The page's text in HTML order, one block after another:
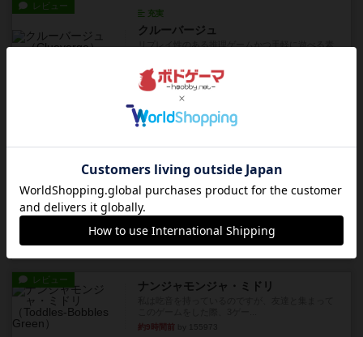
レビュー
充実
クルーバージュ
17分前by いち
マスクメン
マスクメンすごい好き（プロレスも好き）。強い
約4時間前by わー
充実
フィッシェン
人がデザイン。箱絵からもう...
約6時間前by おーちゃん
レビュー ナンジャモンジャ・ミドリ
約9時間前